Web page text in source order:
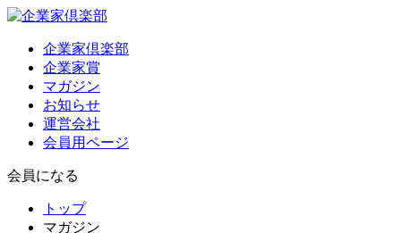
企業家倶楽部
企業家賞
マガジン
お知らせ
運営会社
会員用ページ
会員になる
トップ
マガジン